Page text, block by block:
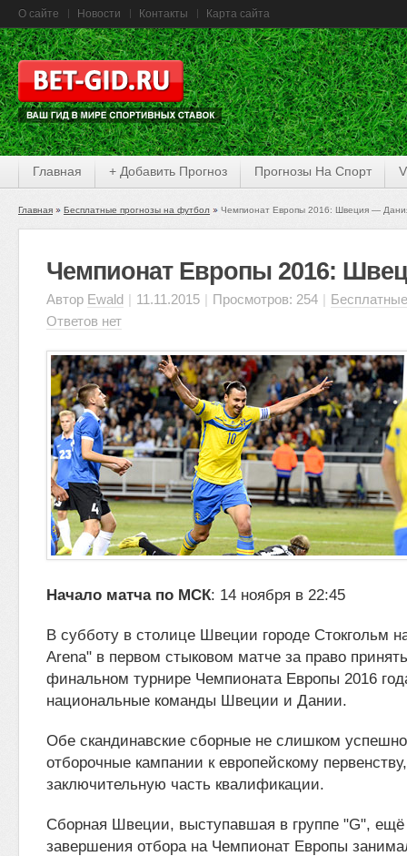
О сайте Новости Контакты Карта сайта
Главная + Добавить Прогноз Прогнозы На Спорт
Главная Бесплатные прогнозы на футбол Чемпионат Европы 2016: Швеция —
Чемпионат Европы 2016:
Автор Ewald | 11.11.2015 | Просмотров: 254 |
Ответов нет
Начало матча по МСК: 14 ноября в 22:45
В субботу в столице Швеции городе Стокгольм
Arena" в первом стыковом матче за право
финальном турнире Чемпионата Европы 2016
национальные команды Швеции и Дании.
Обе скандинавские сборные не слишком
отборочные кампании к европейскому
заключительную часть квалификации.
Сборная Швеции, выступавшая в группе "G", ещё
завершения отбора на Чемпионат Европы